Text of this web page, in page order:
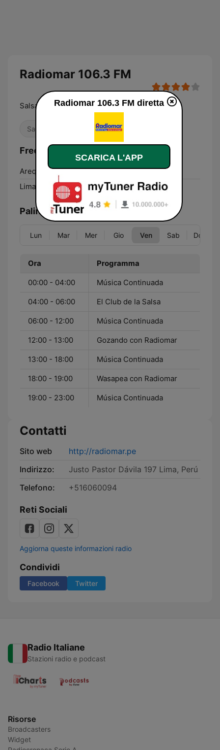
Radiomar 106.3 FM
Salsa de hoy, salsa de siempre.
Salsa
Frequenze Radiomar 106.3 FM:
Arequipa: 106.3 FM
Lima:
106.3 FM
Palinsesto
Lun Mar Mer Gio Ven Sab Dom
Ora Programma
00:00 - 04:00 Música Continuada
04:00 - 06:00 El Club de la Salsa
06:00 - 12:00 Música Continuada
12:00 - 13:00 Gozando con Radiomar
13:00 - 18:00 Música Continuada
18:00 - 19:00 Wasapea con Radiomar
19:00 - 23:00 Música Continuada
Contatti
Sito web
http://radiomar.pe
Indirizzo:
Justo Pastor Dávila 197 Lima, Perú
Telefono:
+516060094
Reti Sociali
Aggiorna queste informazioni radio
Condividi
Facebook Twitter
Radio Italiane
Stazioni radio e podcast
Risorse
Broadcasters
Widget
Radiomar 106.3 FM diretta
SCARICA L'APP